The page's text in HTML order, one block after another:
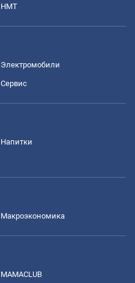
НМТ
Электромобили
Сервис
Напитки
Mакроэкономика
MAMACLUB